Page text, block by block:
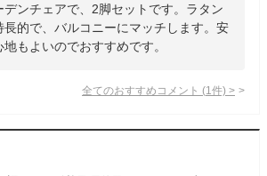
デンチェアで、2脚セットです。ラタン
長的で、バルコニーにマッチします。安
もよいのでおすすめです。
全てのおすすめコメント (1 件) >